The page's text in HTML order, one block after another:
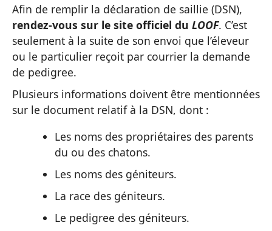
Afin de remplir la déclaration de saillie (DSN),
rendez-vous sur le site officiel du LOOF. C’est
seulement à la suite de son envoi que l’éleveur
ou le particulier reçoit par courrier la demande
de pedigree.
Plusieurs informations doivent être mentionnées
sur le document relatif à la DSN, dont :
Les noms des propriétaires des parents
du ou des chatons.
Les noms des géniteurs.
La race des géniteurs.
Le pedigree des géniteurs.